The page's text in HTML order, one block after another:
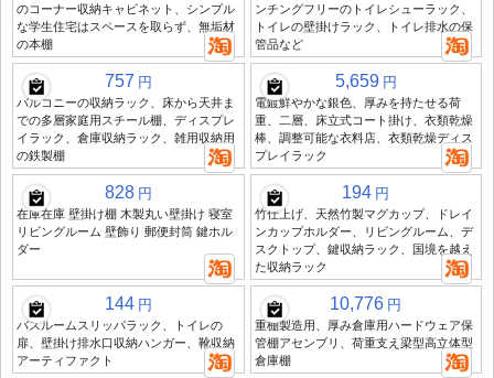
のコーナー収納キャビネット、シンプル
な学生住宅はスペースを取らず、無垢材
の本棚
ンチングフリーのトイレシューラック、
トイレの壁掛けラック、トイレ排水の保
管品など
757 円
バルコニーの収納ラック、床から天井ま
での多層家庭用スチール棚、ディスプレ
イラック、倉庫収納ラック、雑用収納用
の鉄製棚
5,659 円
電鍍鮮やかな銀色、厚みを持たせる荷
重、二層、床立式コート掛け、衣類乾燥
棒、調整可能な衣料店、衣類乾燥ディス
プレイラック
828 円
在庫在庫 壁掛け棚 木製丸い壁掛け 寝室
リビングルーム 壁飾り 郵便封筒 鍵ホル
ダー
194 円
竹仕上げ、天然竹製マグカップ、ドレイ
ンカップホルダー、リビングルーム、デ
スクトップ、鍵収納ラック、国境を越え
た収納ラック
144 円
バスルームスリッパラック、トイレの
扉、壁掛け排水口収納ハンガー、靴収納
アーティファクト
10,776 円
重棚製造用、厚み倉庫用ハードウェア保
管棚アセンブリ、荷重支え梁型高立体型
倉庫棚